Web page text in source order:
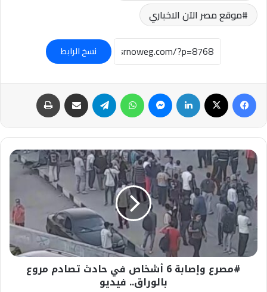
موقع مصر الآن الاخباري
نسخ الرابط
فيسبوك لينكدإن ماسنجر واتساب تيلقرام مشاركة عبر البريد
#مصرع
وإصابة
أشخاص
في
حادث
تصادم
مروع
بالوراق..
فيديو
#مصرع وإصابة 6 أشخاص في حادث تصادم مروع
بالوراق.. فيديو